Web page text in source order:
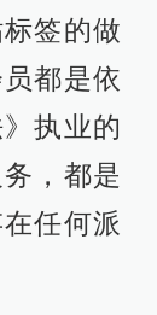
签的做
都是依
执业的
，都是
任何派